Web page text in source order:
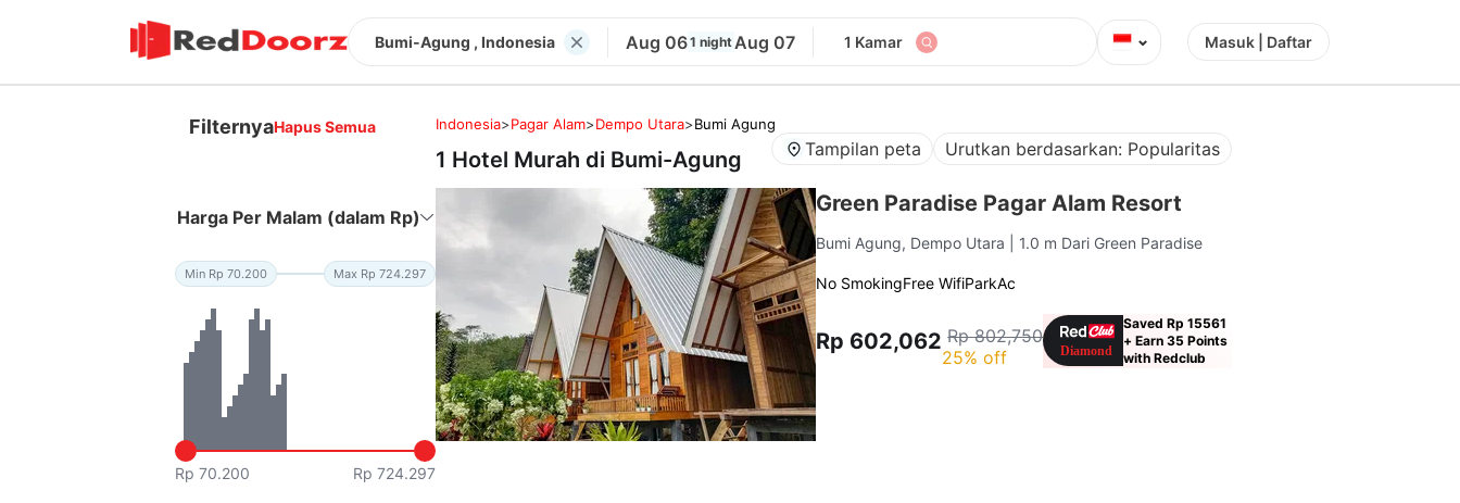
Bumi-Agung , Indonesia Aug 061 night Aug 07 1 Kamar ⌄ Masuk | Daftar
FilternyaHapus Semua
Harga Per Malam (dalam Rp)
Min Rp 70.200 Max Rp 724.297
Rp 70.200 Rp 724.297
Indonesia>Pagar Alam>Dempo Utara>Bumi Agung
1 Hotel Murah di Bumi-Agung Tampilan peta Urutkan berdasarkan: Popularitas
Green Paradise Pagar Alam Resort
Bumi Agung, Dempo Utara | 1.0 m Dari Green Paradise
No SmokingFree WifiParkAc
Rp 602,062 Rp 802,750
25% off
Saved Rp 15561
+ Earn 35 Points
with Redclub